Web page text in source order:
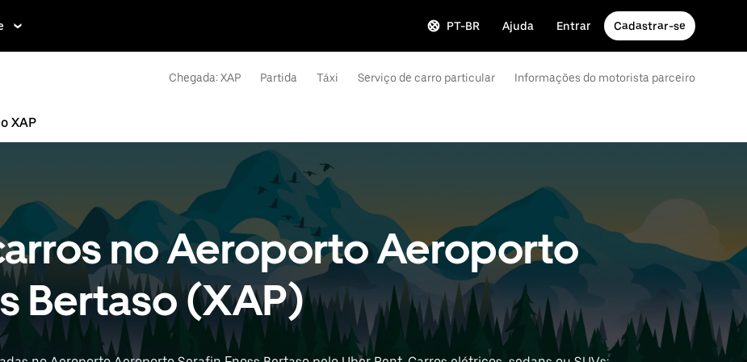
PT-BR Ajuda Entrar Cadastrar-se
Chegada: XAP Partida Táxi Serviço de carro particular Informações do motorista parceiro
XAP
no Aeroporto Aeroporto
Bertaso (XAP)